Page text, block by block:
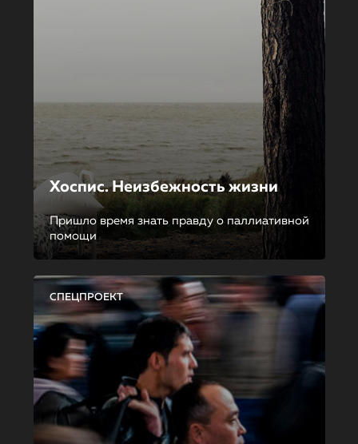
Хоспис. Неизбежность жизни
Пришло время знать правду о паллиативной
помощи
СПЕЦПРОЕКТ